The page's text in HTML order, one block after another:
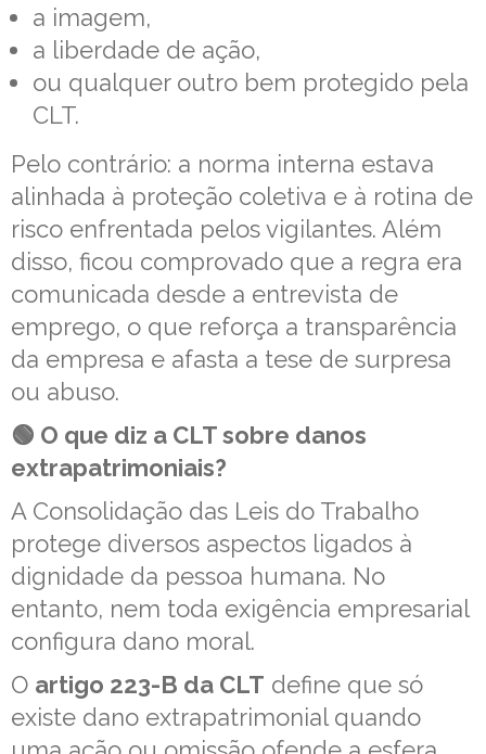
a imagem,
a liberdade de ação,
ou qualquer outro bem protegido pela
CLT.
Pelo contrário: a norma interna estava
alinhada à proteção coletiva e à rotina de
risco enfrentada pelos vigilantes. Além
disso, ficou comprovado que a regra era
comunicada desde a entrevista de
emprego, o que reforça a transparência
da empresa e afasta a tese de surpresa
ou abuso.
🟢 O que diz a CLT sobre danos
extrapatrimoniais?
A Consolidação das Leis do Trabalho
protege diversos aspectos ligados à
dignidade da pessoa humana. No
entanto, nem toda exigência empresarial
configura dano moral.
O artigo 223-B da CLT define que só
existe dano extrapatrimonial quando